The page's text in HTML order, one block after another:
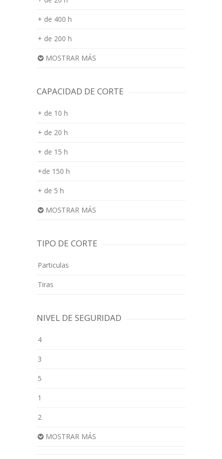
+ de 400 h
+ de 200 h
MOSTRAR MÁS
CAPACIDAD DE CORTE
+ de 10 h
+ de 20 h
+ de 15 h
+de 150 h
+ de 5 h
MOSTRAR MÁS
TIPO DE CORTE
Particulas
Tiras
NIVEL DE SEGURIDAD
4
3
5
1
2
MOSTRAR MÁS